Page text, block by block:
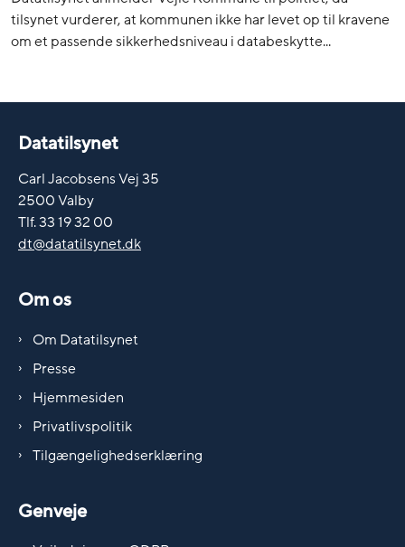
tilsynet vurderer, at kommunen ikke har levet op til kravene
om et passende sikkerhedsniveau i databeskytte...
Datatilsynet
Carl Jacobsens Vej 35
2500 Valby
Tlf. 33 19 32 00
dt@datatilsynet.dk
Om os
Om Datatilsynet
Presse
Hjemmesiden
Privatlivspolitik
Tilgængelighedserklæring
Genveje